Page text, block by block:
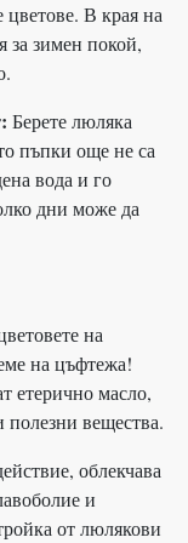
цветове. В края на
за зимен покой,
Берете люляка
пъпки още не са
вода и го
дни може да
на
на цъфтежа!
етерично масло,
вещества.
облекчава
и
от люлякови